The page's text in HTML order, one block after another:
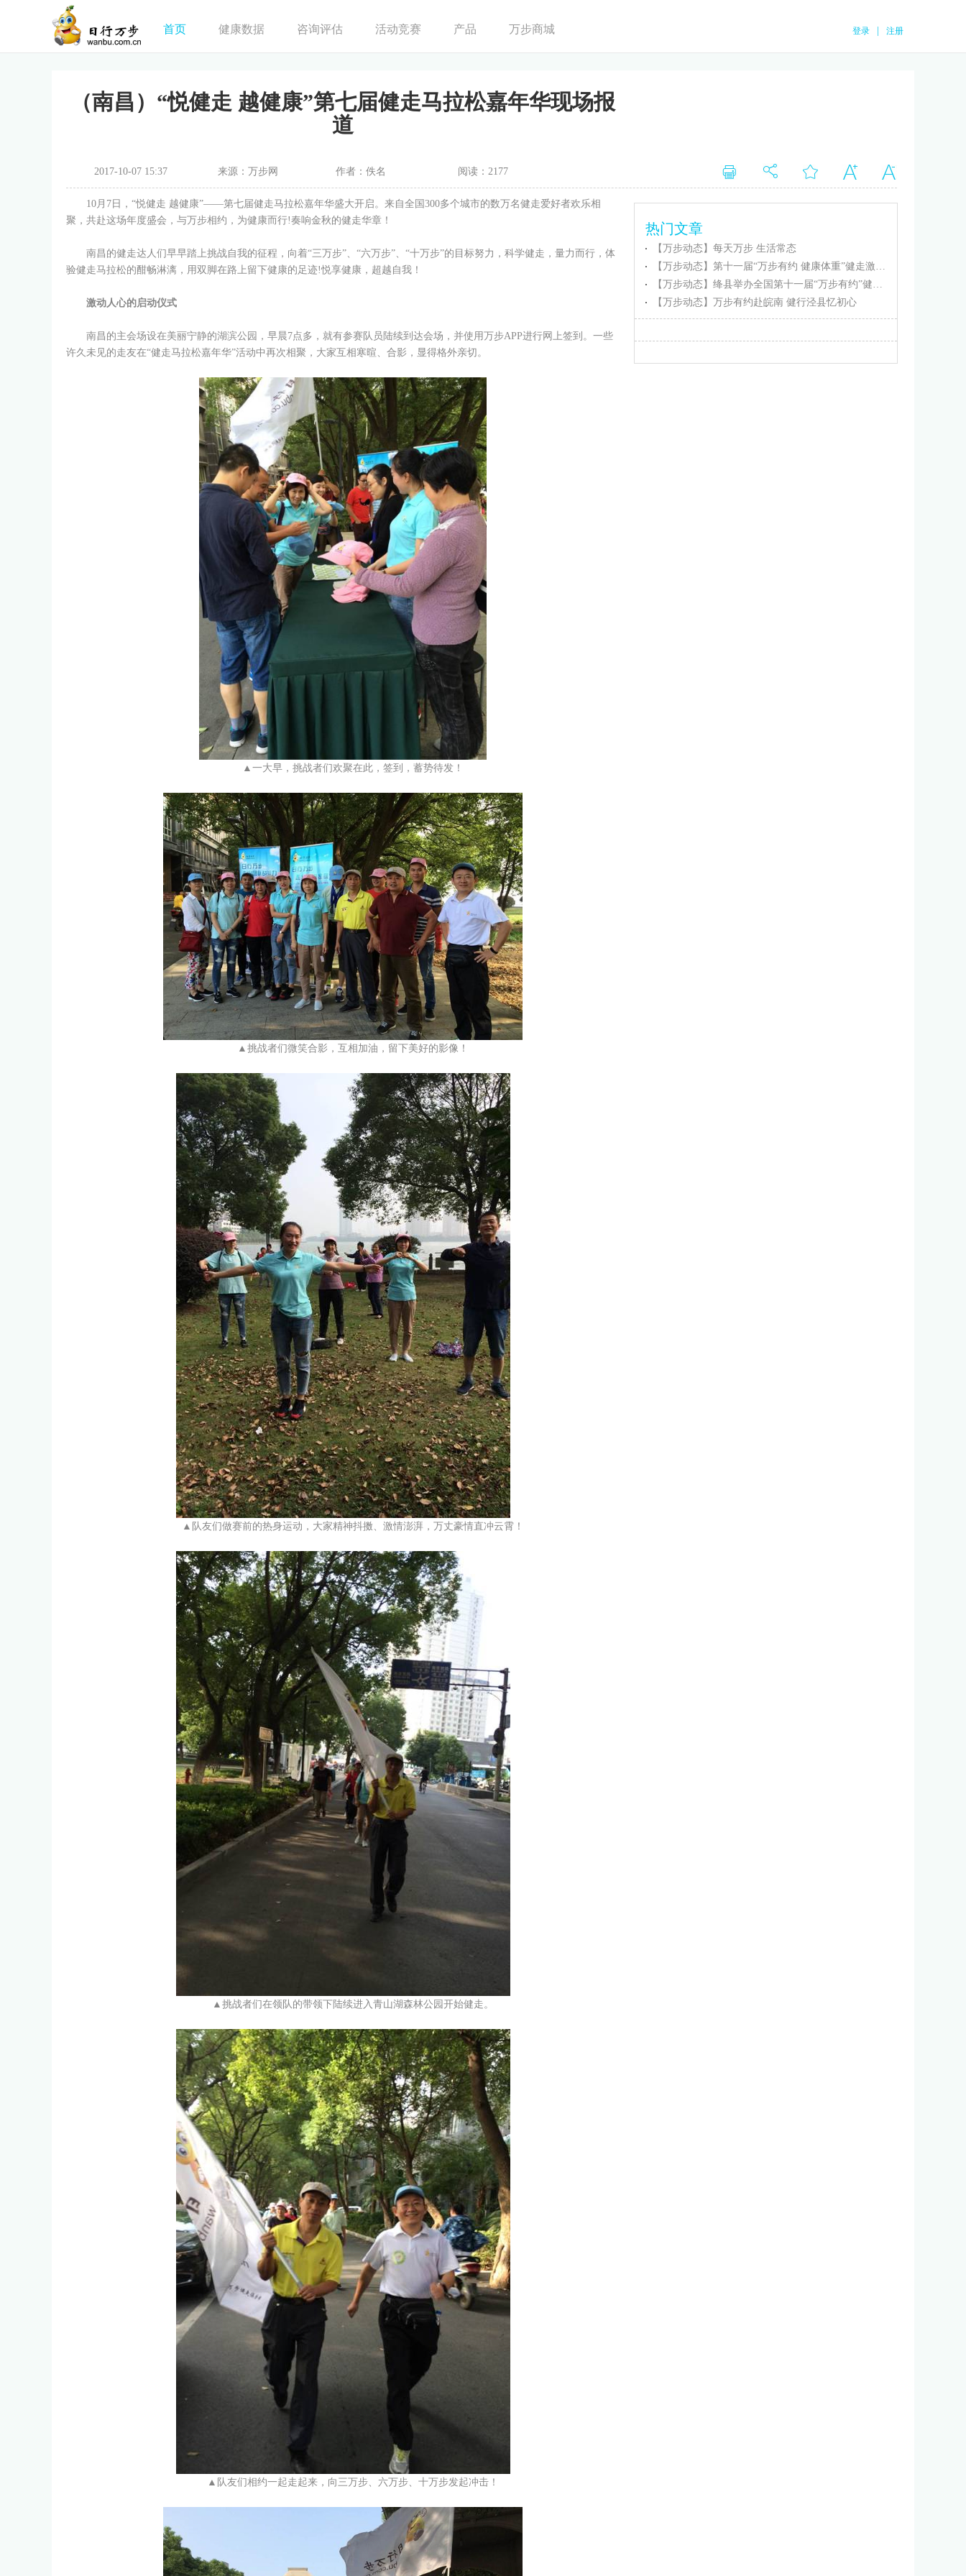
登录 注册
首页 健康数据 咨询评估 活动竞赛 产品 万步商城
（南昌）“悦健走 越健康”第七届健走马拉松嘉年华现场报
道
2017-10-07 15:37 来源：万步网 作者：佚名 阅读：2177
10月7日，“悦健走 越健康”——第七届健走马拉松嘉年华盛大开启。来自全国300多个城市的数万名健走爱好者欢乐相
聚，共赴这场年度盛会，与万步相约，为健康而行!奏响金秋的健走华章！
南昌的健走达人们早早踏上挑战自我的征程，向着“三万步”、“六万步”、“十万步”的目标努力，科学健走，量力而行，体
验健走马拉松的酣畅淋漓，用双脚在路上留下健康的足迹!悦享健康，超越自我！
激动人心的启动仪式
南昌的主会场设在美丽宁静的湖滨公园，早晨7点多，就有参赛队员陆续到达会场，并使用万步APP进行网上签到。一些
许久未见的走友在“健走马拉松嘉年华”活动中再次相聚，大家互相寒暄、合影，显得格外亲切。
▲一大早，挑战者们欢聚在此，签到，蓄势待发！
▲挑战者们微笑合影，互相加油，留下美好的影像！
▲队友们做赛前的热身运动，大家精神抖擞、激情澎湃，万丈豪情直冲云霄！
▲挑战者们在领队的带领下陆续进入青山湖森林公园开始健走。
▲队友们相约一起走起来，向三万步、六万步、十万步发起冲击！
热门文章
【万步动态】每天万步 生活常态
【万步动态】第十一届“万步有约 健康体重”健走激励大赛忻州保德赛区正式启动
【万步动态】绛县举办全国第十一届“万步有约”健走激励大赛（绛县赛区）启动仪式
【万步动态】万步有约赴皖南 健行泾县忆初心